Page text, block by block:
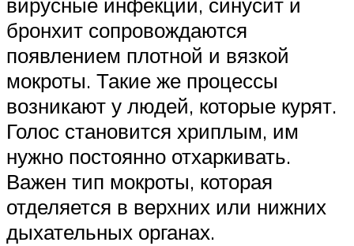
вирусные инфекции, синусит и
бронхит сопровождаются
появлением плотной и вязкой
мокроты. Такие же процессы
возникают у людей, которые курят.
Голос становится хриплым, им
нужно постоянно отхаркивать.
Важен тип мокроты, которая
отделяется в верхних или нижних
дыхательных органах.